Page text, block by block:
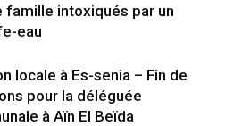
famille intoxiqués par un
eau
locale à Es-senia – Fin de
pour la déléguée
à Aïn El Beïda